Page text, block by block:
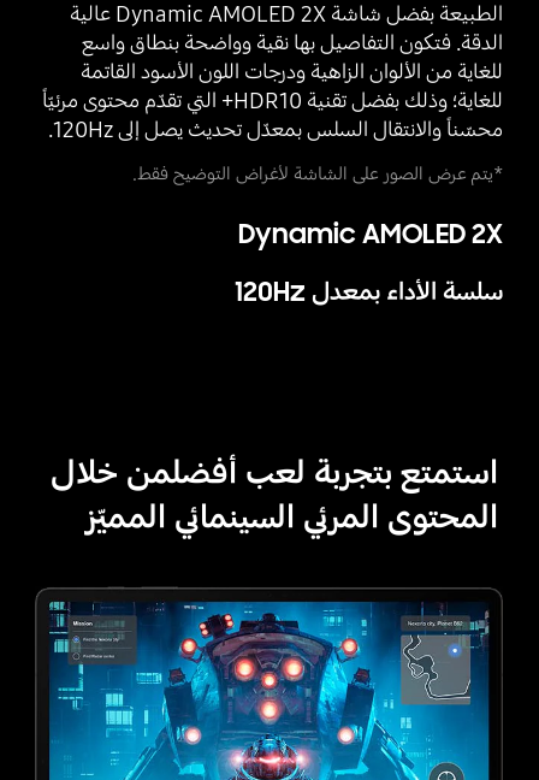
الطبيعة بفضل شاشة Dynamic AMOLED 2X عالية
الدقة. فتكون التفاصيل بها نقية وواضحة بنطاق واسع
للغاية من الألوان الزاهية ودرجات اللون الأسود القاتمة
للغاية؛ وذلك بفضل تقنية HDR10+ التي تقدّم محتوى مرئيّاً
محسّناً والانتقال السلس بمعدّل تحديث يصل إلى ‎120Hz‎.
*يتم عرض الصور على الشاشة لأغراض التوضيح فقط.
Dynamic AMOLED 2X
سلسة الأداء بمعدل 120Hz
استمتع بتجربة لعب أفضلمن خلال
المحتوى المرئي السينمائي المميّز